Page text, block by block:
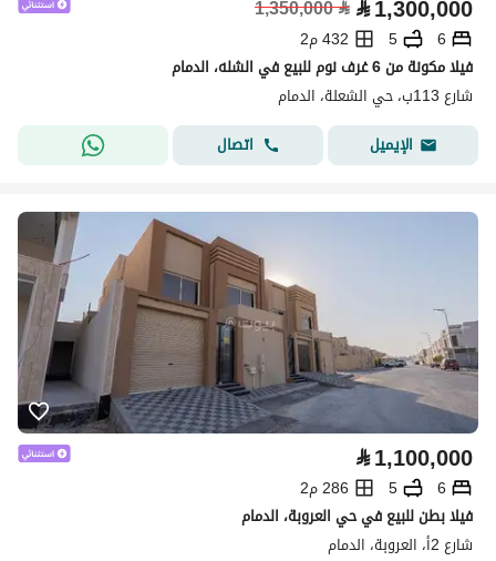
⃁1,300,000
⃁
1,350,000
6
5
432 م2
فيلا مكونة من 6 غرف نوم للبيع في الشله، الدمام
شارع 113ب، حي الشعلة، الدمام
الإيميل
اتصال
⃁1,100,000
6
5
286 م2
فيلا بطن للبيع في حي العروبة، الدمام
شارع 2أ، العروبة، الدمام